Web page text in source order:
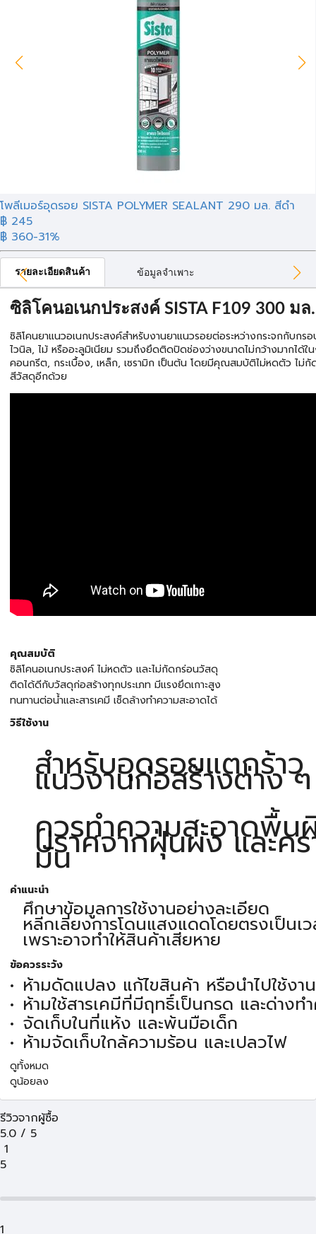
โพลีเมอร์อุดรอย SISTA POLYMER SEALANT 290 มล. สีดำ
฿ 245
฿ 360-31%
รายละเอียดสินค้า ข้อมูลจำเพาะ
ซิลิโคนอเนกประสงค์ SISTA F109 300 มล
ซิลิโคนยาแนวอเนกประสงค์สำหรับงานยาแนวรอยต่อระหว่างกระจกกับกร
ไวนิล, ไม้ หรืออะลูมิเนียม รวมถึงยึดติดปิดช่องว่างขนาดไม่กว้างมากได้ใ
คอนกรีต, กระเบื้อง, เหล็ก, เซรามิก เป็นต้น โดยมีคุณสมบัติไม่หดตัว ไม่กั
สีวัสดุอีกด้วย
คุณสมบัติ
ซิลิโคนอเนกประสงค์ ไม่หดตัว และไม่กัดกร่อนวัสดุ
ติดได้ดีกับวัสดุก่อสร้างทุกประเภท มีแรงยึดเกาะสูง
ทนทานต่อน้ำและสารเคมี เช็ดล้างทำความสะอาดได้
วิธีใช้งาน
สำหรับอุดรอยแตกร้าว
แนวงานก่อสร้างต่าง ๆ
ควรทำความสะอาดพื้น
ปราศจากฝุ่นผง และคร
มัน
คำแนะนำ
ศึกษาข้อมูลการใช้งานอย่างละเอียด
หลีกเลี่ยงการโดนแสงแดดโดยตรงเป็นเ
เพราะอาจทำให้สินค้าเสียหาย
ข้อควรระวัง
ห้ามดัดแปลง แก้ไขสินค้า หรือนำไปใช้งา
ห้ามใช้สารเคมีที่มีฤทธิ์เป็นกรด และด่างท
จัดเก็บในที่แห้ง และพ้นมือเด็ก
ห้ามจัดเก็บใกล้ความร้อน และเปลวไฟ
ดูทั้งหมด
ดูน้อยลง
รีวิวจากผู้ซื้อ
5.0 / 5
1
5
1